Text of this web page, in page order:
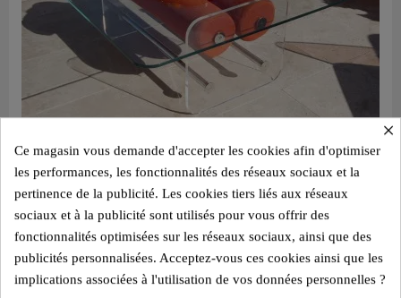
Aperçu rapide
2.800,00 €
Add to cart
×
Ce magasin vous demande d'accepter les cookies afin d'optimiser
les performances, les fonctionnalités des réseaux sociaux et la
pertinence de la publicité. Les cookies tiers liés aux réseaux
sociaux et à la publicité sont utilisés pour vous offrir des
fonctionnalités optimisées sur les réseaux sociaux, ainsi que des
publicités personnalisées. Acceptez-vous ces cookies ainsi que les
implications associées à l'utilisation de vos données personnelles ?